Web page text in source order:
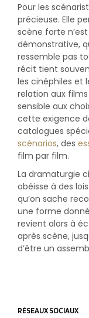
Pour les
précieuse. Elle
scène forte
démonstrative,
ressemble pas
récit tient
les cinéphiles et
relation aux
sensible aux
cette exigence
catalogues
scénarios, des
film par film.
La dramaturgie
obéisse à des
qu’on sache
une forme
revient alors à
après scène,
d’être un
RÉSEAUX SOCIAUX